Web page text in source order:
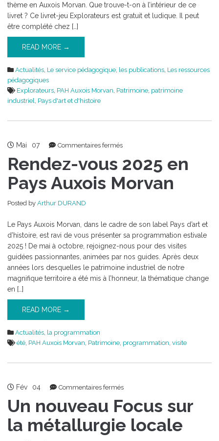
thème en Auxois Morvan. Que trouve-t-on à l’intérieur de ce
livret ? Ce livret-jeu Explorateurs est gratuit et ludique. Il peut
être complété chez […]
READ MORE →
Actualités, Le service pédagogique, les publications, Les ressources
pédagogiques
Explorateurs, PAH Auxois Morvan, Patrimoine, patrimoine
industriel, Pays d'art et d'histoire
Mai 07 Commentaires ferméssur
vous
2025
en
Rendez-vous 2025 en
Pays Auxois Morvan
Posted by Arthur DURAND
Le Pays Auxois Morvan, dans le cadre de son label Pays d’art et
d’histoire, est ravi de vous présenter sa programmation estivale
2025 ! De mai à octobre, rejoignez-nous pour des visites
guidées passionnantes, animées par nos guides. Après deux
années lors desquelles le patrimoine industriel de notre
magnifique territoire a été mis à l’honneur, la thématique change
en […]
READ MORE →
Actualités, la programmation
été, PAH Auxois Morvan, Patrimoine, programmation, visite
Fév 04 Commentaires ferméssur
nouveau
Focus
sur
Un nouveau Focus sur
la métallurgie locale